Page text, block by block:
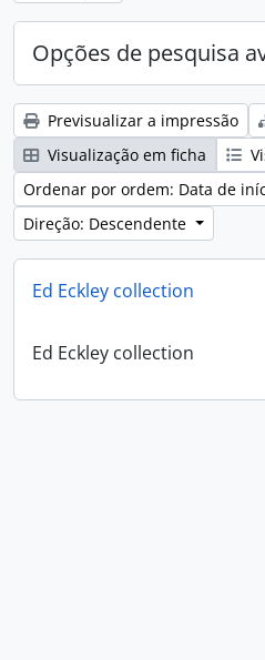
Opções de pesquisa
Previsualizar a impressão
Visualização em ficha
Ordenar por ordem: Data de
Direção: Descendente
Ed Eckley collection
Ed Eckley collection